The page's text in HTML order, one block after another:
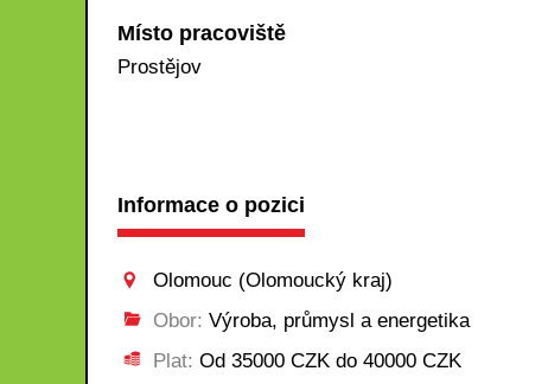
Místo pracoviště
Prostějov
Informace o pozici
Olomouc (Olomoucký kraj)
Obor: Výroba, průmysl a energetika
Plat: Od 35000 CZK do 40000 CZK